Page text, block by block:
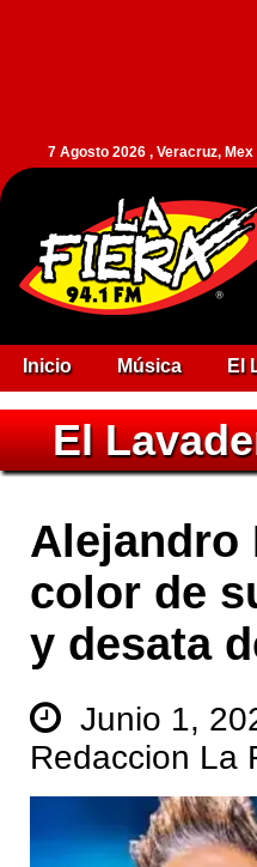
7 Agosto 2026 , Veracruz,
Inicio Música El
El
Alejandro
color de
y desata
Junio 1,
Redaccion La